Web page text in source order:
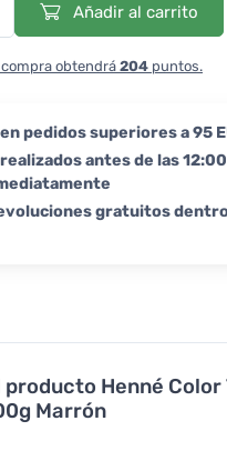
producto Henné
Marrón
Añadir al carrito
compra obtendrá 204 puntos.
pedidos superiores a 95
antes de las
gratuitos